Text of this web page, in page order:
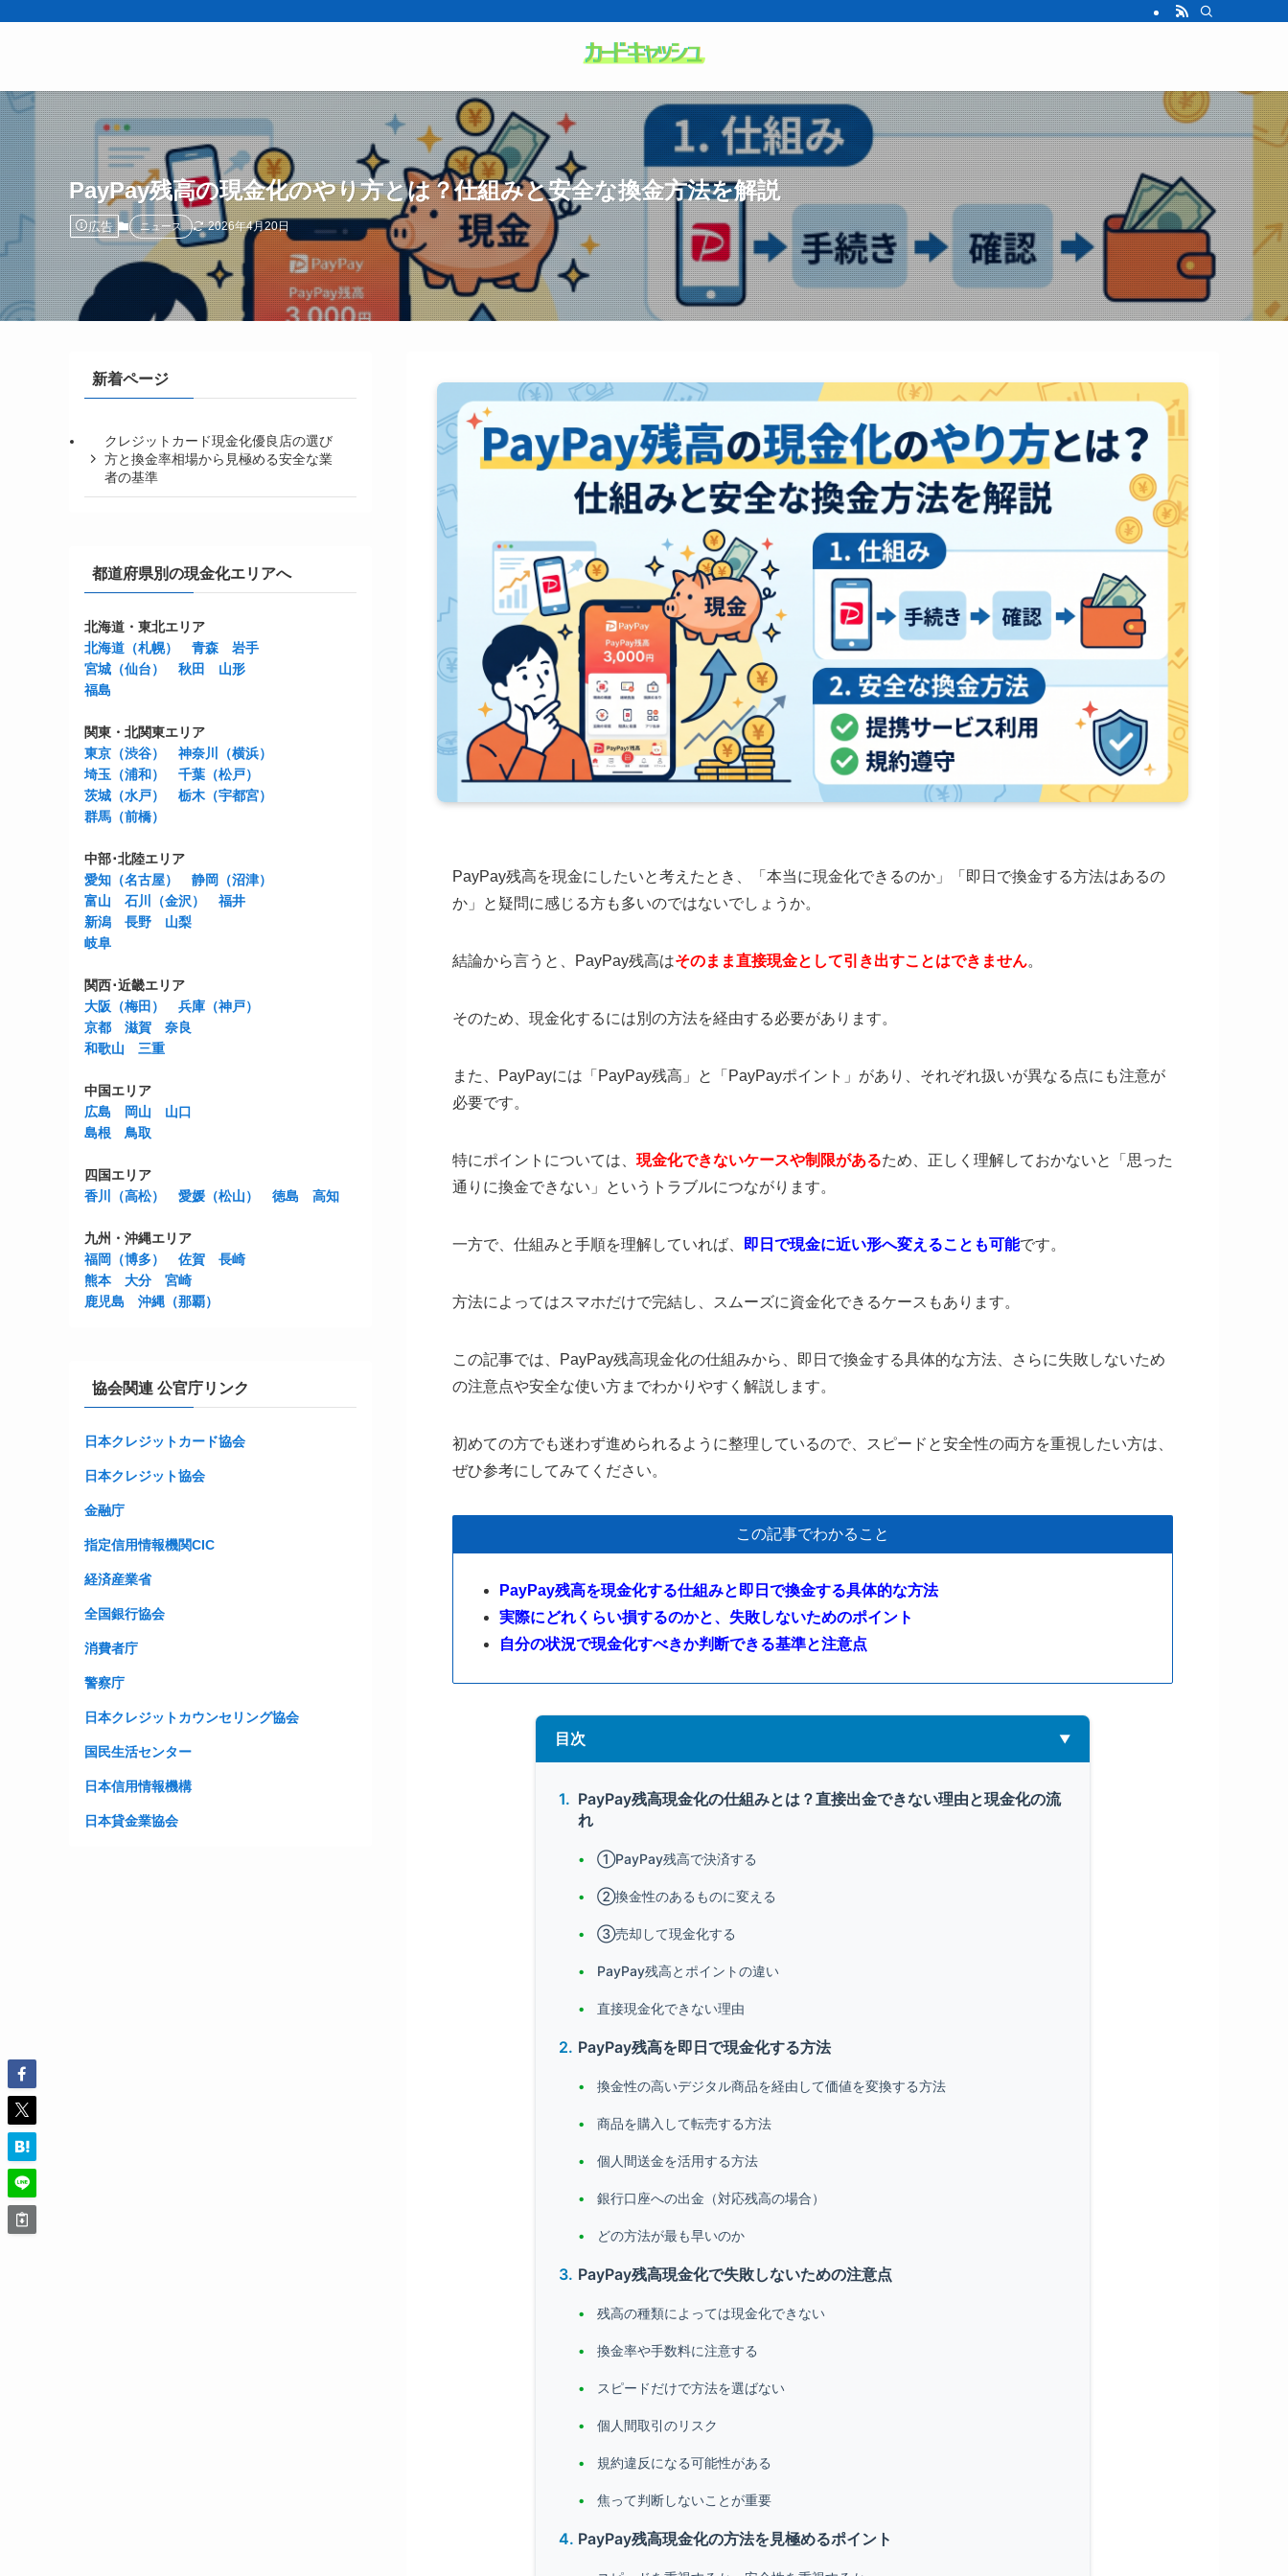
PayPay残高の現金化のやり方とは？仕組みと安全な換金方法を解説
広告 ニュース 2026年4月20日
PayPay残高を現金にしたいと考えたとき、「本当に現金化できるのか」「即日で換金する方法はあるの
か」と疑問に感じる方も多いのではないでしょうか。
結論から言うと、PayPay残高はそのまま直接現金として引き出すことはできません。
そのため、現金化するには別の方法を経由する必要があります。
また、PayPayには「PayPay残高」と「PayPayポイント」があり、それぞれ扱いが異なる点にも注意が
必要です。
特にポイントについては、 現金化できないケースや制限があるため、正しく理解しておかないと「思った
通りに換金できない」というトラブルにつながります。
一方で、仕組みと手順を理解していれば、 即日で現金に近い形へ変えることも可能です。
方法によってはスマホだけで完結し、スムーズに資金化できるケースもあります。
この記事では、PayPay残高現金化の仕組みから、即日で換金する具体的な方法、さらに失敗しないため
の注意点や安全な使い方までわかりやすく解説します。
初めての方でも迷わず進められるように整理しているので、スピードと安全性の両方を重視したい方は、
ぜひ参考にしてみてください。
この記事でわかること
PayPay残高を現金化する仕組みと即日で換金する具体的な方法
実際にどれくらい損するのかと、失敗しないためのポイント
自分の状況で現金化すべきか判断できる基準と注意点
目次
PayPay残高現金化の仕組みとは？直接出金できない理由と現金化の流
れ
①PayPay残高で決済する
②換金性のあるものに変える
③売却して現金化する
PayPay残高とポイントの違い
直接現金化できない理由
PayPay残高を即日で現金化する方法
換金性の高いデジタル商品を経由して価値を変換する方法
商品を購入して転売する方法
個人間送金を活用する方法
銀行口座への出金（対応残高の場合）
どの方法が最も早いのか
PayPay残高現金化で失敗しないための注意点
残高の種類によっては現金化できない
換金率や手数料に注意する
スピードだけで方法を選ばない
個人間取引のリスク
規約違反になる可能性がある
焦って判断しないことが重要
PayPay残高現金化の方法を見極めるポイント
新着ページ
クレジットカード現金化優良店の選び
方と換金率相場から見極める安全な業
者の基準
都道府県別の現金化エリアへ
北海道・東北エリア
北海道（札幌）
青森
岩手
宮城（仙台）
秋田
山形
福島
関東・北関東エリア
東京（渋谷）
神奈川（横浜）
埼玉（浦和）
千葉（松戸）
茨城（水戸）
栃木（宇都宮）
群馬（前橋）
中部･北陸エリア
愛知（名古屋）
静岡（沼津）
富山
石川（金沢）
福井
新潟
長野
山梨
岐阜
関西･近畿エリア
大阪（梅田）
兵庫（神戸）
京都
滋賀
奈良
和歌山
三重
中国エリア
広島
岡山
山口
島根
鳥取
四国エリア
香川（高松）
愛媛（松山） 徳島 高知
九州・沖縄エリア
福岡（博多）
佐賀
長崎
熊本
大分
宮崎
鹿児島
沖縄（那覇）
協会関連 公官庁リンク
日本クレジットカード協会
日本クレジット協会
金融庁
指定信用情報機関CIC
経済産業省
全国銀行協会
消費者庁
警察庁
日本クレジットカウンセリング協会
国民生活センター
日本信用情報機構
日本貸金業協会